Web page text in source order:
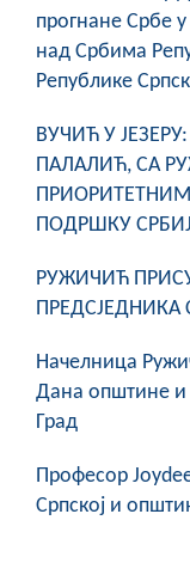
Туризам
Спорт
прогнане Србе
над Србима
Републике
ВУЧИЋ У
ПАЛАЛИЋ, СА
ПОДРШКУ
РУЖИЧИЋ
ПРЕДСЈЕДНИКА
Начелница
Дана општине
Град
Професор
Српској и